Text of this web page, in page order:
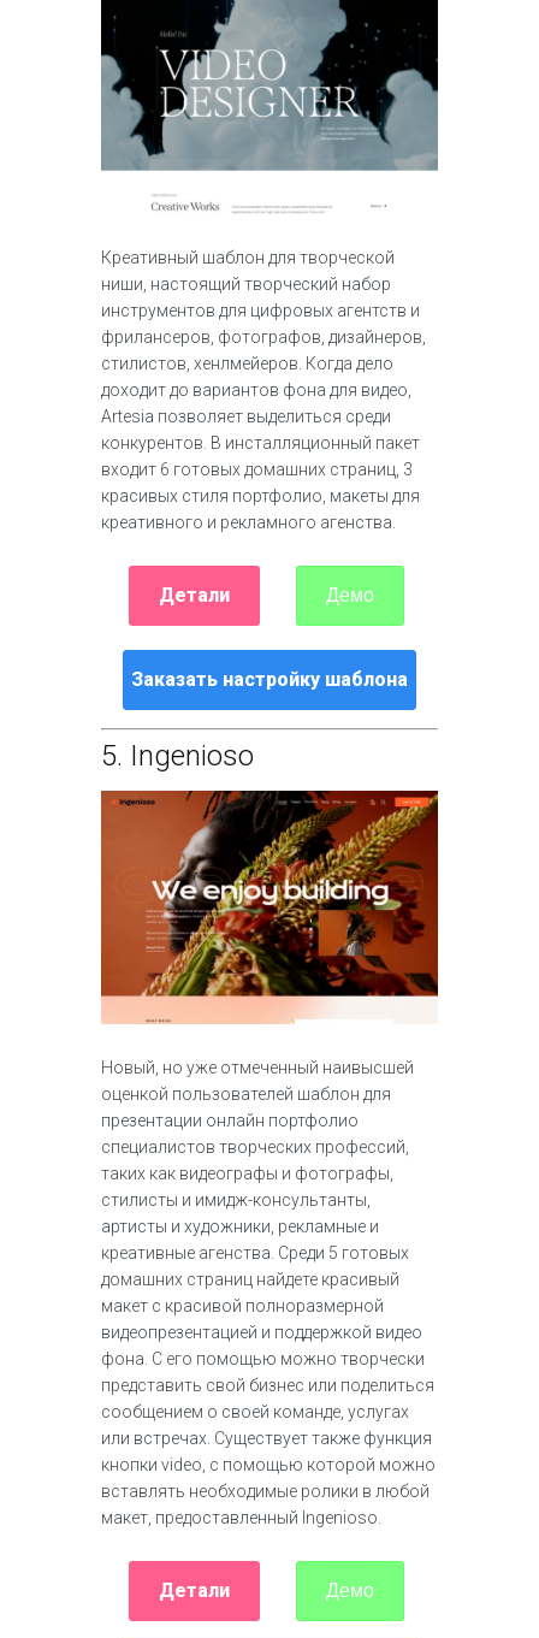
Креативный шаблон для творческой
ниши, настоящий творческий набор
инструментов для цифровых агентств и
фрилансеров, фотографов, дизайнеров,
стилистов, хенлмейеров. Когда дело
доходит до вариантов фона для видео,
Artesia позволяет выделиться среди
конкурентов. В инсталляционный пакет
входит 6 готовых домашних страниц, 3
красивых стиля портфолио, макеты для
креативного и рекламного агенства.
Детали Демо
Заказать настройку шаблона
5. Ingenioso
Новый, но уже отмеченный наивысшей
оценкой пользователей шаблон для
презентации онлайн портфолио
специалистов творческих профессий,
таких как видеографы и фотографы,
стилисты и имидж-консультанты,
артисты и художники, рекламные и
креативные агенства. Среди 5 готовых
домашних страниц найдете красивый
макет с красивой полноразмерной
видеопрезентацией и поддержкой видео
фона. С его помощью можно творчески
представить свой бизнес или поделиться
сообщением о своей команде, услугах
или встречах. Существует также функция
кнопки video, с помощью которой можно
вставлять необходимые ролики в любой
макет, предоставленный Ingenioso.
Детали Демо